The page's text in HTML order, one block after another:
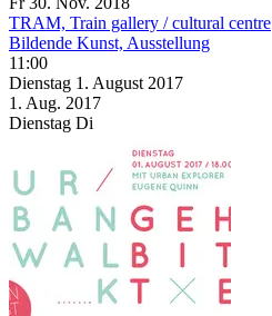
TRAM, Train gallery / cultural centre
Bildende Kunst, Ausstellung
11:00
Dienstag 1. August 2017
1. Aug. 2017
Dienstag Di